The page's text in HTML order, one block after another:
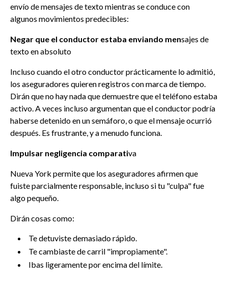
envío de mensajes de texto mientras se conduce con
algunos movimientos predecibles:
Negar que el conductor estaba enviando mensajes de
texto en absoluto
Incluso cuando el otro conductor prácticamente lo admitió,
los aseguradores quieren registros con marca de tiempo.
Dirán que no hay nada que demuestre que el teléfono estaba
activo. A veces incluso argumentan que el conductor podría
haberse detenido en un semáforo, o que el mensaje ocurrió
después. Es frustrante, y a menudo funciona.
Impulsar negligencia comparativa
Nueva York permite que los aseguradores afirmen que
fuiste parcialmente responsable, incluso si tu "culpa" fue
algo pequeño.
Dirán cosas como:
Te detuviste demasiado rápido.
Te cambiaste de carril "impropiamente".
Ibas ligeramente por encima del límite.